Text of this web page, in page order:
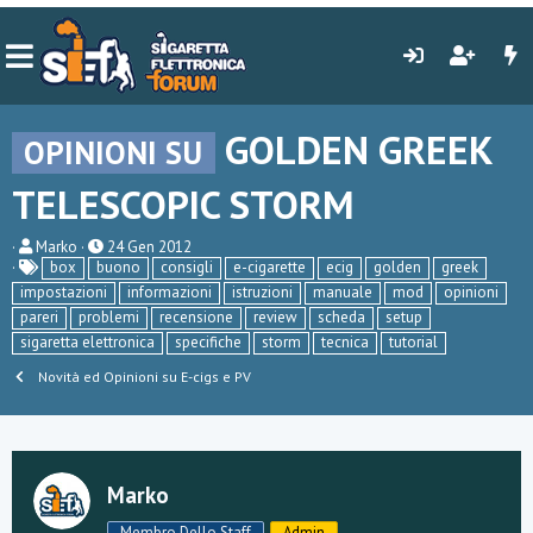
OPINIONI SU
GOLDEN GREEK
TELESCOPIC STORM
C
r
e
a
t
o
r
e
i
c
s
s
Marko
D
a
t
a
d
i
i
n
z
o
24 Gen 2012
box
buono consigli e-cigarette ecig golden
greek
impostazioni
informazioni istruzioni manuale mod
opinioni
pareri
problemi recensione review scheda
setup
sigaretta elettronica
specifiche storm tecnica tutorial
Novità ed Opinioni su E-cigs e PV
Marko